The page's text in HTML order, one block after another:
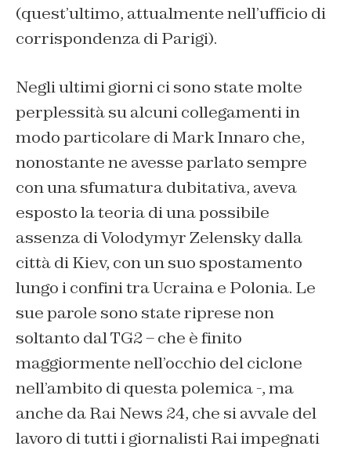
(quest’ultimo, attualmente nell’ufficio di
corrispondenza di Parigi).
Negli ultimi giorni ci sono state molte
perplessità su alcuni collegamenti in
modo particolare di Mark Innaro che,
nonostante ne avesse parlato sempre
con una sfumatura dubitativa, aveva
esposto la teoria di una possibile
assenza di Volodymyr Zelensky dalla
città di Kiev, con un suo spostamento
lungo i confini tra Ucraina e Polonia. Le
sue parole sono state riprese non
soltanto dal TG2 – che è finito
maggiormente nell’occhio del ciclone
nell’ambito di questa polemica -, ma
anche da Rai News 24, che si avvale del
lavoro di tutti i giornalisti Rai impegnati